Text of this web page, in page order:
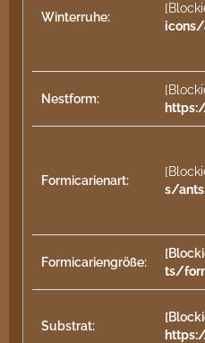
Winterruhe:
Nestform:
Formicarienart:
s/
Formicariengröße:
ts/
Substrat: